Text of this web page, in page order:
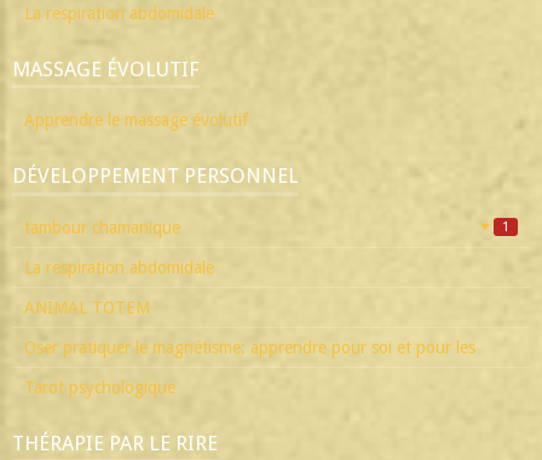
La respiration abdomidale
MASSAGE ÉVOLUTIF
Apprendre le massage évolutif
DÉVELOPPEMENT PERSONNEL
tambour chamanique 1
La respiration abdomidale
ANIMAL TOTEM
Oser pratiquer le magnétisme: apprendre pour soi et pour les
Tarot psychologique
THÉRAPIE PAR LE RIRE